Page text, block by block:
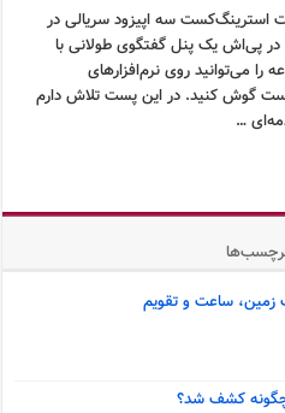
سه اپیزود سریالی در
در پی‌اش یک پنل گفتگوی طولانی با
می‌توانید روی نرم‌افزارهای
گوش کنید. در این پست تلاش دارم
…
زمین، ساعت و تقویم
چگونه کشف شد؟